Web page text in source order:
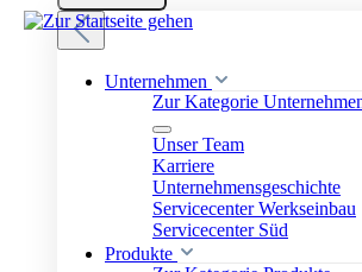
Unternehmen
Zur Kategorie
Unser Team
Karriere
Unternehmensgeschichte
Servicecenter Werkseinbau
Servicecenter Süd
Produkte